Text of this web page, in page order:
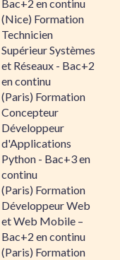
Bac+2 en continu
(Nice) Formation
Technicien
Supérieur Systèmes
et Réseaux - Bac+2
en continu
(Paris) Formation
Concepteur
Développeur
d'Applications
Python - Bac+3 en
continu
(Paris) Formation
Développeur Web
et Web Mobile –
Bac+2 en continu
(Paris) Formation